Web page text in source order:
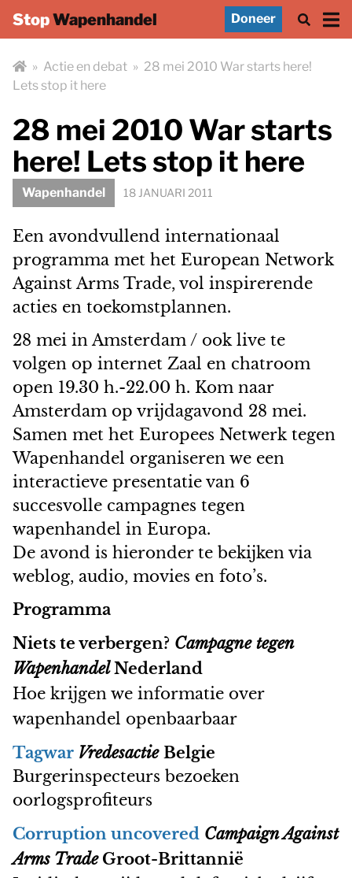
StopWapenhandel Doneer
» Actie en debat » 28 mei 2010 War starts here!
Lets stop it here
28 mei 2010 War starts
here! Lets stop it here
Wapenhandel 18 JANUARI 2011
Een avondvullend internationaal
programma met het European Network
Against Arms Trade, vol inspirerende
acties en toekomstplannen.
28 mei in Amsterdam / ook live te
volgen op internet Zaal en chatroom
open 19.30 h.-22.00 h. Kom naar
Amsterdam op vrijdagavond 28 mei.
Samen met het Europees Netwerk tegen
Wapenhandel organiseren we een
interactieve presentatie van 6
succesvolle campagnes tegen
wapenhandel in Europa.
De avond is hieronder te bekijken via
weblog, audio, movies en foto’s.
Programma
Niets te verbergen? Campagne tegen
WapenhandelNederland
Hoe krijgen we informatie over
wapenhandel openbaarbaar
Tagwar Vredesactie Belgie
Burgerinspecteurs bezoeken
oorlogsprofiteurs
Corruption uncovered Campaign Against
Arms TradeGroot-Brittannië